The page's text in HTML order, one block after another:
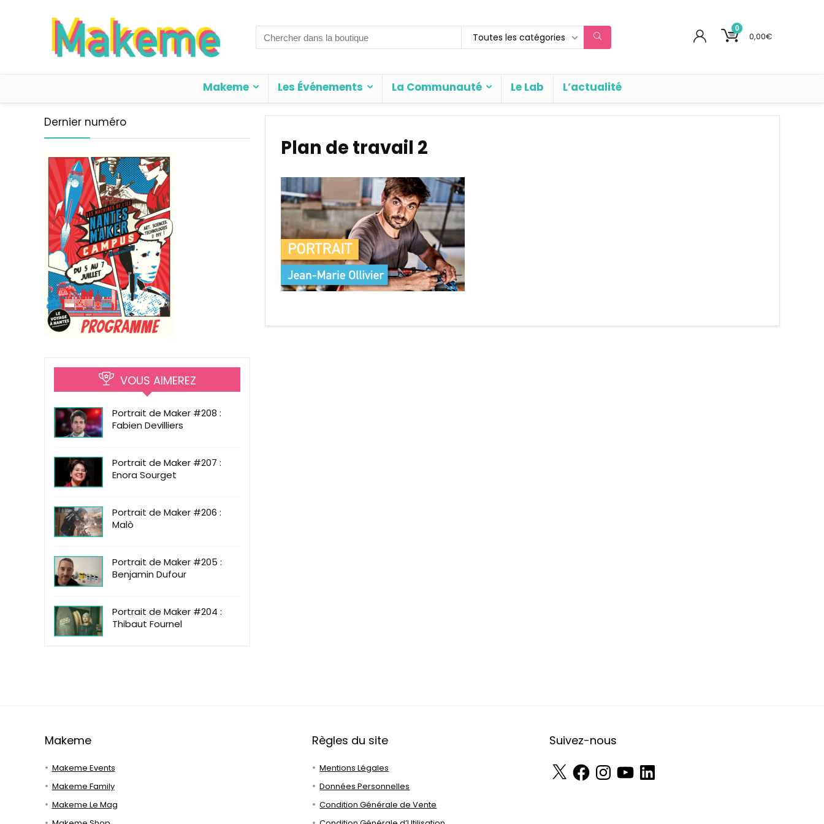
Search
for:
Toutes les catégories
0
0,00€
Makeme Les Événements La Communauté Le Lab L’actualité
Plan de travail 2
Dernier numéro
VOUS AIMEREZ
Portrait de Maker #208 :
Fabien Devilliers
Portrait de Maker #207 :
Enora Sourget
Portrait de Maker #206 :
Malò
Portrait de Maker #205 :
Benjamin Dufour
Portrait de Maker #204 :
Thibaut Fournel
Makeme
Makeme Events
Makeme Family
Makeme Le Mag
Règles du site
Mentions Légales
Données Personnelles
Condition Générale de Vente
Suivez-nous
X FacebookInstagramYouTube
LinkedIn